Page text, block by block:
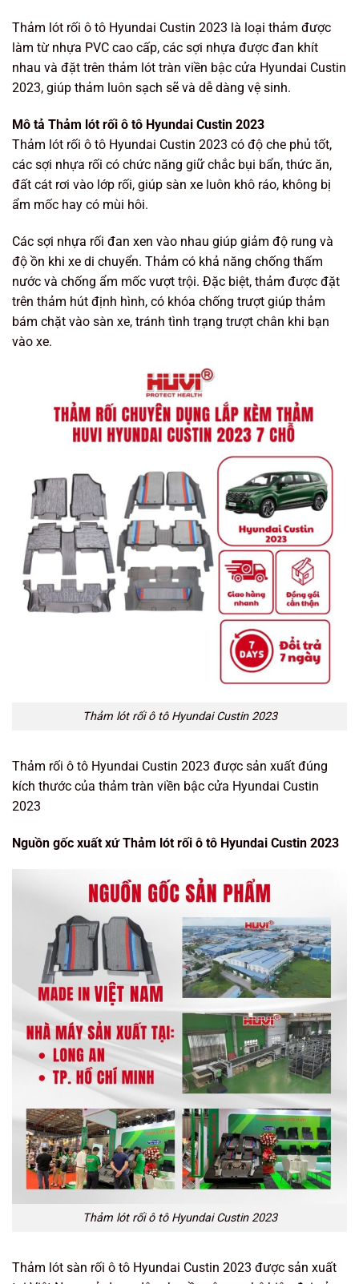
Thảm lót rối ô tô Hyundai Custin 2023 là loại thảm được
làm từ nhựa PVC cao cấp, các sợi nhựa được đan khít
nhau và đặt trên thảm lót tràn viền bậc cửa Hyundai Custin
2023, giúp thảm luôn sạch sẽ và dễ dàng vệ sinh.
Mô tả Thảm lót rối ô tô Hyundai Custin 2023
Thảm lót rối ô tô Hyundai Custin 2023 có độ che phủ tốt,
các sợi nhựa rối có chức năng giữ chắc bụi bẩn, thức ăn,
đất cát rơi vào lớp rối, giúp sàn xe luôn khô ráo, không bị
ẩm mốc hay có mùi hôi.
Các sợi nhựa rối đan xen vào nhau giúp giảm độ rung và
độ ồn khi xe di chuyển. Thảm có khả năng chống thấm
nước và chống ẩm mốc vượt trội. Đặc biệt, thảm được đặt
trên thảm hút định hình, có khóa chống trượt giúp thảm
bám chặt vào sàn xe, tránh tình trạng trượt chân khi bạn
vào xe.
Thảm lót rối ô tô Hyundai Custin 2023
Thảm rối ô tô Hyundai Custin 2023 được sản xuất đúng
kích thước của thảm tràn viền bậc cửa Hyundai Custin
2023
Nguồn gốc xuất xứ Thảm lót rối ô tô Hyundai Custin 2023
Thảm lót rối ô tô Hyundai Custin 2023
Thảm lót sàn rối ô tô Hyundai Custin 2023 được sản xuất